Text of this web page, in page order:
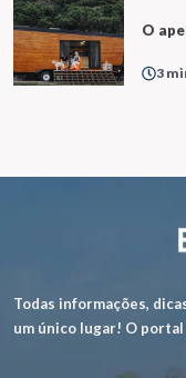
O
3
Todas informações,
um único lugar! O